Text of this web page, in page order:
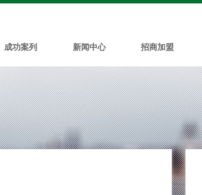
成功案列 新闻中心 招商加盟